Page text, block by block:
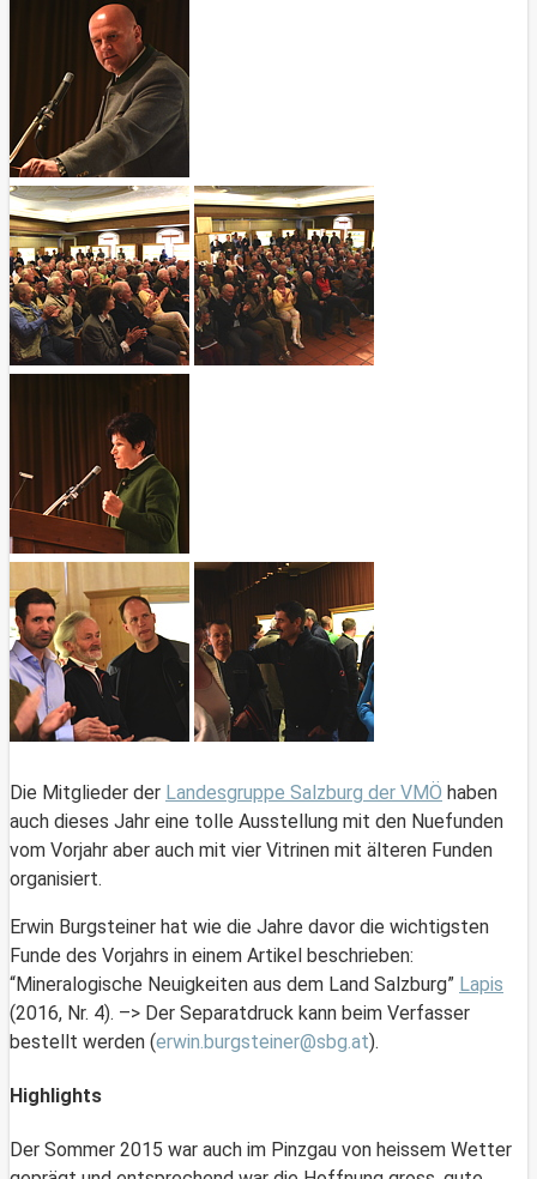
Die Mitglieder der Landesgruppe Salzburg der VMÖ haben
auch dieses Jahr eine tolle Ausstellung mit den Nuefunden
vom Vorjahr aber auch mit vier Vitrinen mit älteren Funden
organisiert.
Erwin Burgsteiner hat wie die Jahre davor die wichtigsten
Funde des Vorjahrs in einem Artikel beschrieben:
“Mineralogische Neuigkeiten aus dem Land Salzburg” Lapis
(2016, Nr. 4). –> Der Separatdruck kann beim Verfasser
bestellt werden (erwin.burgsteiner@sbg.at).
Highlights
Der Sommer 2015 war auch im Pinzgau von heissem Wetter